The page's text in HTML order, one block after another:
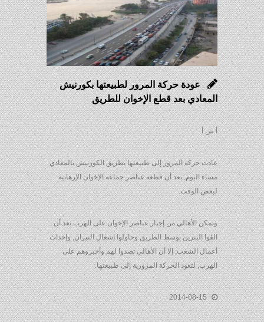
عودة حركة المرور لطبيعتها بكورنيش
المعادي بعد قطع الإخوان للطريق
أ ش أ
عادت حركة المرور إلى طبيعتها بطريق الكورنيش بالمعادي
مساء اليوم, بعد أن قطعه عناصر جماعة الإخوان الإرهابية
لبعض الوقت.
وتمكن الأهالي من إجبار عناصر الإخوان على الهرب بعد أن
القوا البنزين بوسط الطريق وحاولوا إشعال النيران, وإحداث
أعمال الشغب, إلا أن الأهالي تصدوا لهم وأجبروهم على
الهرب, لتعود الحركة المرورية إلى طبيعتها.
2014-08-15